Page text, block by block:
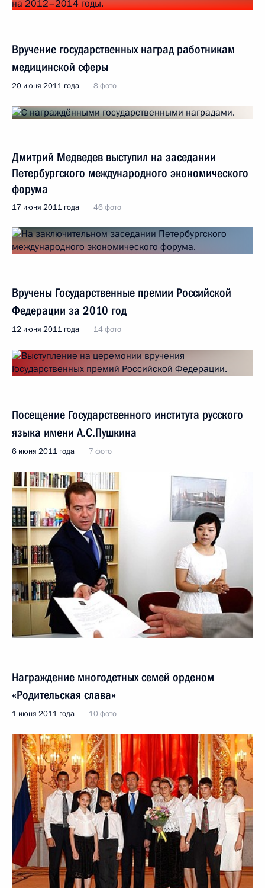
Вручение государственных наград работникам
медицинской сферы
20 июня 2011 года 8 фото
Дмитрий Медведев выступил на заседании
Петербургского международного экономического
форума
17 июня 2011 года 46 фото
Вручены Государственные премии Российской
Федерации за 2010 год
12 июня 2011 года 14 фото
Посещение Государственного института русского
языка имени А.С.Пушкина
6 июня 2011 года 7 фото
Награждение многодетных семей орденом
«Родительская слава»
1 июня 2011 года 10 фото